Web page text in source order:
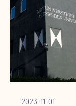
2023-11-01